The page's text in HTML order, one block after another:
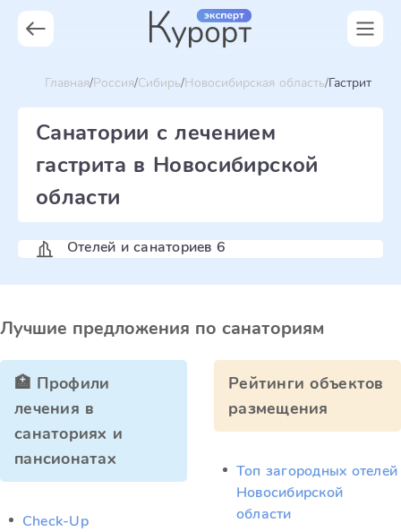
Главная Россия Сибирь Новосибирская область Гастрит
Санатории с лечением
гастрита в Новосибирской
области
Отелей и санаториев 6
Лучшие предложения по санаториям
🏥 Профили
лечения в
санаториях и
пансионатах
Check-Up
Рейтинги объектов
размещения
Топ загородных отелей
Новосибирской
области